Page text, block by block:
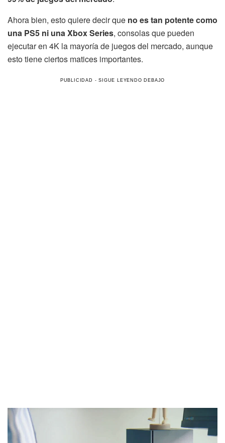
Ahora bien, esto quiere decir que no es tan potente como
una PS5 ni una Xbox Series, consolas que pueden
ejecutar en 4K la mayoría de juegos del mercado, aunque
esto tiene ciertos matices importantes.